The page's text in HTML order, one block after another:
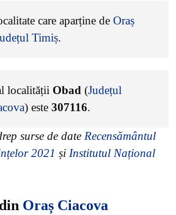
care aparține de Oraș
Timiș.
localității Obad (Județul
) este 307116.
surse de date Recensământul
2021 și Institutul Național
Oraș Ciacova